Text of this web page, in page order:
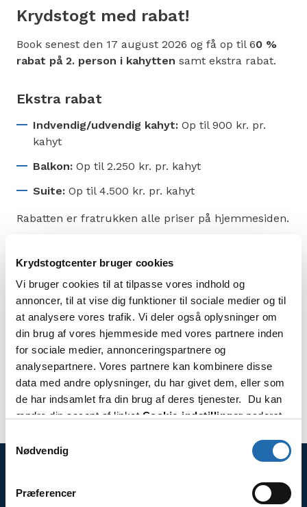
Krydstogtcenter bruger cookies
Vi bruger cookies til at tilpasse vores indhold og
annoncer, til at vise dig funktioner til sociale medier og til
at analysere vores trafik. Vi deler også oplysninger om
din brug af vores hjemmeside med vores partnere inden
for sociale medier, annonceringspartnere og
analysepartnere. Vores partnere kan kombinere disse
data med andre oplysninger, du har givet dem, eller som
de har indsamlet fra din brug af deres tjenester. Du kan
ændre din accept af linket Cookie-indstillinger nederst
Nødvendig
Præferencer
Krydstogt med rabat!
Book senest den 17 august 2026 og få op til 60 %
rabat på 2. person i kahytten samt ekstra rabat.
Ekstra rabat
Indvendig/udvendig kahyt: Op til 900 kr. pr.
kahyt
Balkon: Op til 2.250 kr. pr. kahyt
Suite: Op til 4.500 kr. pr. kahyt
Rabatten er fratrukken alle priser på hjemmesiden.
Vilkår
6/5-17/8 2026
BESTIL ONLINE
Kontakt